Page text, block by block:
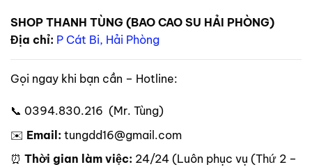
SHOP THANH TÙNG (BAO CAO SU HẢI PHÒNG)
Địa chỉ: P Cát Bi, Hải Phòng
Gọi ngay khi bạn cần – Hotline:
📞 0394.830.216 (Mr. Tùng)
✉️ Email: tungdd16@gmail.com
⏰ Thời gian làm việc: 24/24 (Luôn phục vụ (Thứ 2 –